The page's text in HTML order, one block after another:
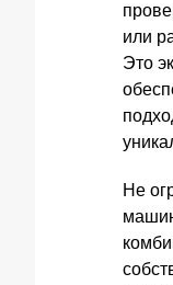
или
Это
Не